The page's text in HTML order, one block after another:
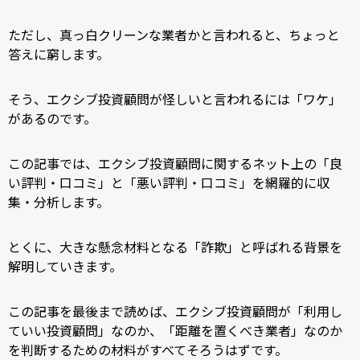
ただし、真っ白クリーンな業者かと言われると、ちょっと
答えに窮します。
そう、エクシブ投資顧問が怪しいと言われるには「ワケ」
があるのです。
この記事では、エクシブ投資顧問に関するネット上の「良
い評判・口コミ」と「悪い評判・口コミ」を網羅的に収
集・分析します。
とくに、大きな懸念材料となる「詐欺」と呼ばれる背景を
解明していきます。
この記事を最後まで読めば、エクシブ投資顧問が「利用し
ていい投資顧問」なのか、「距離を置くべき業者」なのか
を判断するための材料がすべてそろうはずです。